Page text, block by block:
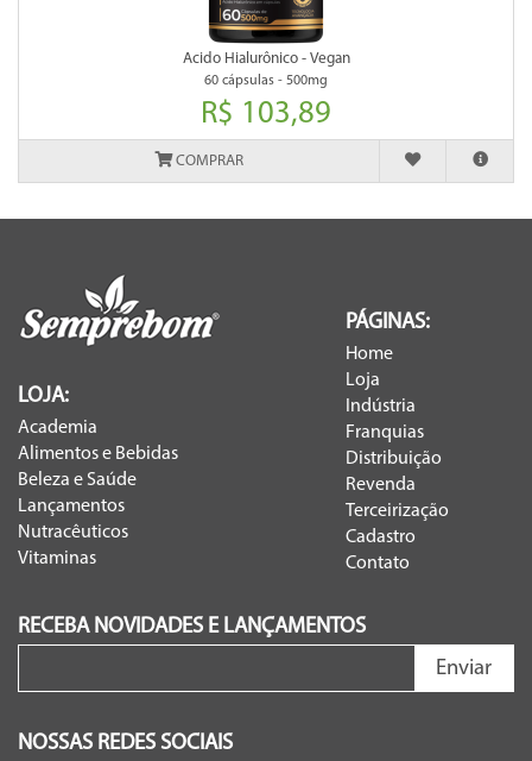
Acido Hialurônico - Vegan
60 cápsulas - 500mg
R$ 103,89
COMPRAR
PÁGINAS:
Home
Loja
Indústria
Franquias
Distribuição
Revenda
Terceirização
Cadastro
Contato
LOJA:
Academia
Alimentos e Bebidas
Beleza e Saúde
Lançamentos
Nutracêuticos
Vitaminas
RECEBA NOVIDADES E LANÇAMENTOS
Enviar
NOSSAS REDES SOCIAIS